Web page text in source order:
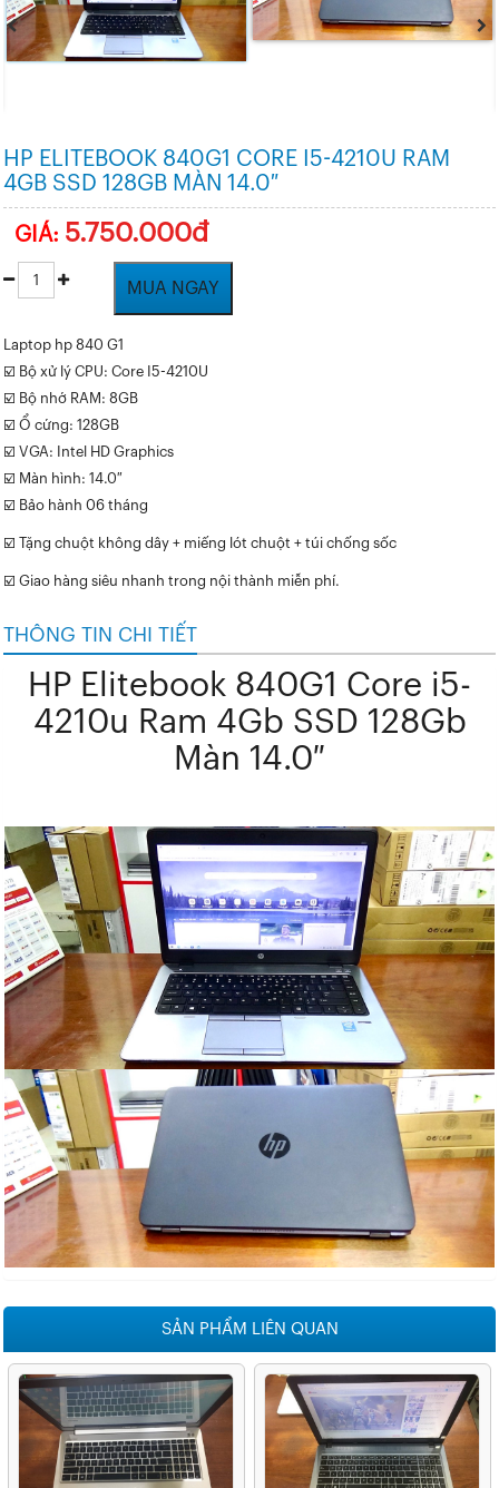
HP ELITEBOOK 840G1 CORE I5-4210U RAM
4GB SSD 128GB MÀN 14.0″
GIÁ: 5.750.000đ
MUA NGAY
Laptop hp 840 G1
☑️ Bộ xử lý CPU: Core I5-4210U
☑️ Bộ nhớ RAM: 8GB
☑️ Ổ cứng: 128GB
☑️ VGA: Intel HD Graphics
☑️ Màn hình: 14.0″
☑️ Bảo hành 06 tháng
☑️ Tặng chuột không dây + miếng lót chuột + túi chống sốc
☑️ Giao hàng siêu nhanh trong nội thành miễn phí.
THÔNG TIN CHI TIẾT
HP Elitebook 840G1 Core i5-
4210u Ram 4Gb SSD 128Gb
Màn 14.0″
SẢN PHẨM LIÊN QUAN